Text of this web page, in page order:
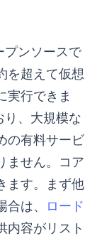
プンソースで
を超えて仮想
実行できま
、大規模な
の有料サービ
ません。コア
ます。まず他
は、
ロード
内容がリスト